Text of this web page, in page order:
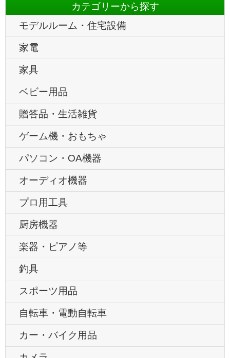
カテゴリーから探す
モデルルーム・住宅設備
家電
家具
ベビー用品
贈答品・生活雑貨
ゲーム機・おもちゃ
パソコン・OA機器
オーディオ機器
プロ用工具
厨房機器
楽器・ピアノ等
釣具
スポーツ用品
自転車・電動自転車
カー・バイク用品